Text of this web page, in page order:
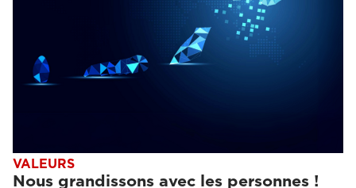
VALEURS
Nous grandissons avec les personnes !